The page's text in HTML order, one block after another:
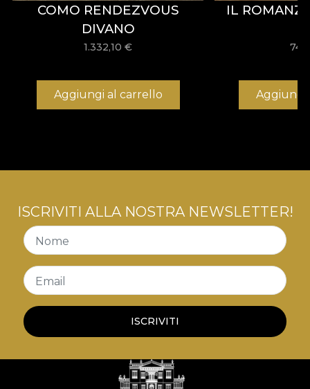
sicuro ed efficiente che soddisfa i più alti standard
COMO RENDEZVOUS
DIVANO
1.332,10€
Aggiungi al carrello
IL
Aggiungi
ISCRIVITI ALLA NOSTRA NEWSLETTER!
Nome
Email
ISCRIVITI